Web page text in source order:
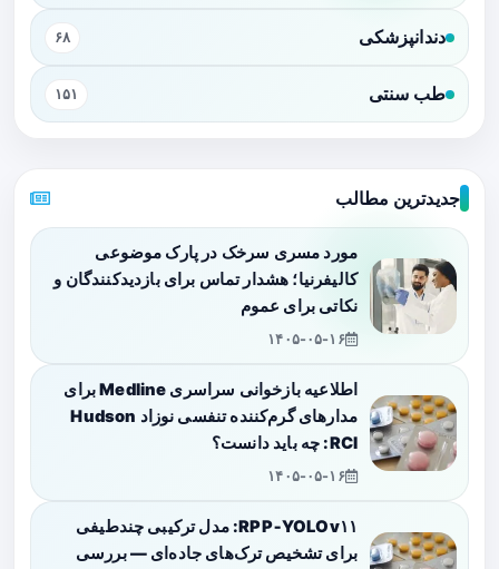
دندانپزشکی ۶۸
طب سنتی ۱۵۱
جدیدترین مطالب
مورد مسری سرخک در پارک موضوعی
کالیفرنیا؛ هشدار تماس برای بازدیدکنندگان و
نکاتی برای عموم
۱۴۰۵-۰۵-۱۶
اطلاعیه بازخوانی سراسری Medline برای
مدارهای گرم‌کننده تنفسی نوزاد Hudson
RCI: چه باید دانست؟
۱۴۰۵-۰۵-۱۶
RPP‑YOLOv۱۱: مدل ترکیبی چندطیفی
برای تشخیص ترک‌های جاده‌ای — بررسی